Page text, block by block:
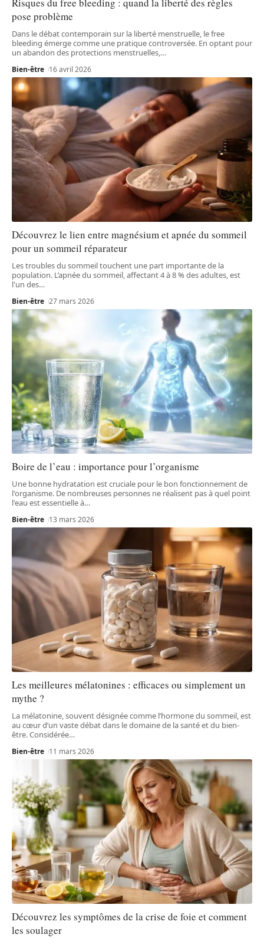
Risques du free bleeding : quand la liberté des règles
pose problème
Dans le débat contemporain sur la liberté menstruelle, le free
bleeding émerge comme une pratique controversée. En optant pour
un abandon des protections menstruelles,…
Bien-être 16 avril 2026
Découvrez le lien entre magnésium et apnée du sommeil
pour un sommeil réparateur
Les troubles du sommeil touchent une part importante de la
population. L’apnée du sommeil, affectant 4 à 8 % des adultes, est
l'un des…
Bien-être 27 mars 2026
Boire de l’eau : importance pour l’organisme
Une bonne hydratation est cruciale pour le bon fonctionnement de
l'organisme. De nombreuses personnes ne réalisent pas à quel point
l'eau est essentielle à…
Bien-être 13 mars 2026
Les meilleures mélatonines : efficaces ou simplement un
mythe ?
La mélatonine, souvent désignée comme l’hormone du sommeil, est
au cœur d’un vaste débat dans le domaine de la santé et du bien-
être. Considérée…
Bien-être 11 mars 2026
Découvrez les symptômes de la crise de foie et comment
les soulager